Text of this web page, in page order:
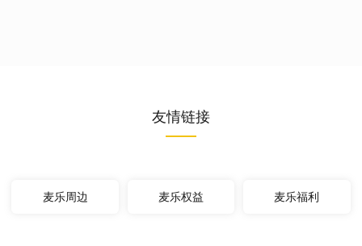
友情链接
麦乐周边 麦乐权益 麦乐福利